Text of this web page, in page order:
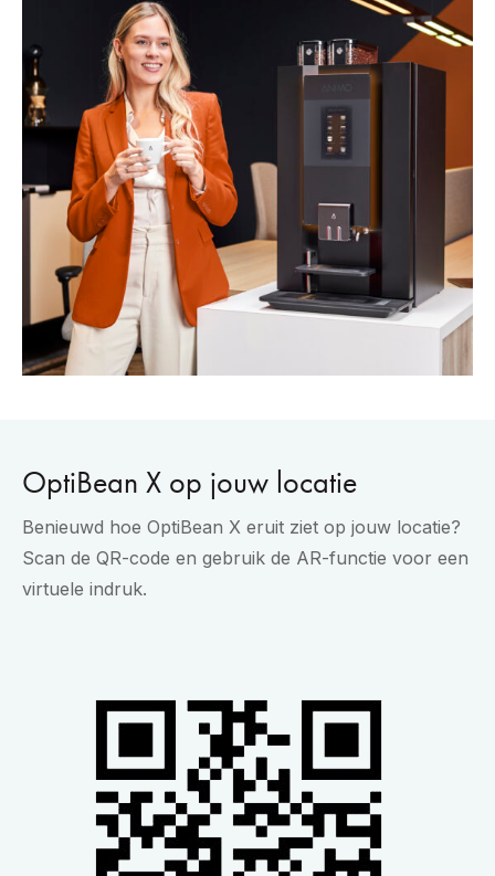
OptiBean X op jouw locatie
Benieuwd hoe OptiBean X eruit ziet op jouw locatie?
Scan de QR-code en gebruik de AR-functie voor een
virtuele indruk.